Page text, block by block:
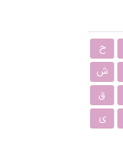
ح
ش
ق
ی